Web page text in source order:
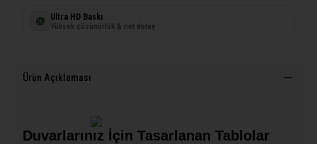
Ultra HD Baskı
Yüksek çözünürlük & net detay
Ürün Açıklaması
Duvarlarınız İçin Tasarlanan Tablolar